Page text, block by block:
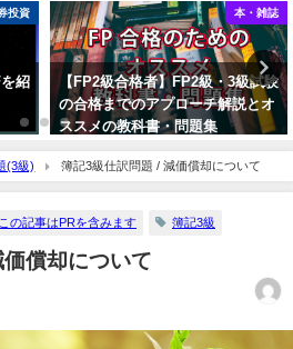
投資
紹
本・雑誌
【FP2級合格者】FP2級・3級試験
の合格までのアプローチ解説とオ
ススメの教科書・問題集
(3級) 簿記3級仕訳問題 / 減価償却について
この記事はPRを含みます 簿記3級
償却について